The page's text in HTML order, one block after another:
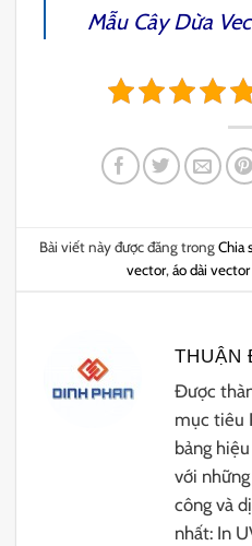
Mẫu Cây Dừa
Bài viết này được đăng trongChia
vector, áo dài
THUẬN
Được
mục tiêu
bảng
với
công và
nhất: In